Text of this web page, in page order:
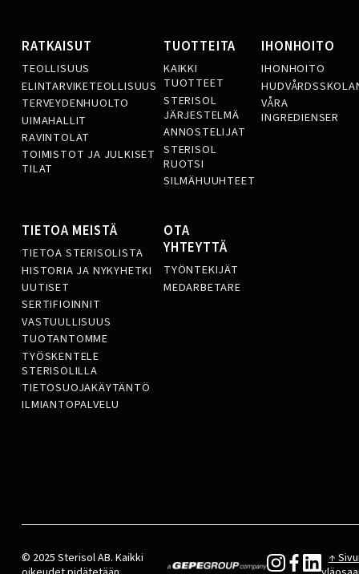
RATKAISUT
TEOLLISUUS
ELINTARVIKETEOLLISUUS
TERVEYDENHUOLTO
UIMAHALLIT
RAVINTOLAT
TOIMISTOT JA JULKISET
TILAT
TUOTTEITA
KAIKKI
TUOTTEET
STERISOL
JÄRJESTELMÄ
ANNOSTELIJAT
STERISOL
RUOTSI
SILMÄHUUHTEET
IHONHOITO
IHONHOITO
VÅRA
INGREDIENSER
TIETOA MEISTÄ
TIETOA STERISOLISTA
HISTORIA JA NYKYHETKI
UUTISET
SERTIFIOINNIT
VASTUULLISUUS
TUOTANTOMME
TYÖSKENTELE
STERISOLILLA
TIETOSUOJAKÄYTÄNTÖ
ILMIANTOPALVELU
OTA
YHTEYTTÄ
TYÖNTEKIJÄT
MEDARBETARE
© 2025 Sterisol AB. Kaikki
↑